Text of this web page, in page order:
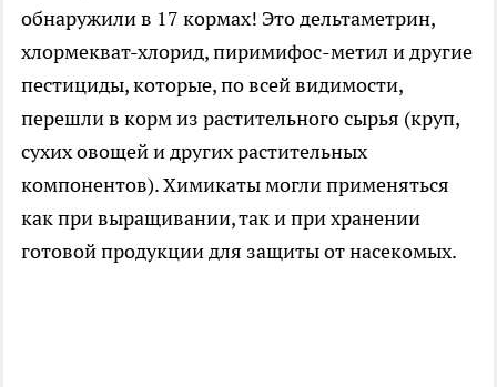
обнаружили в 17 кормах! Это дельтаметрин,
хлормекват-хлорид, пиримифос-метил и другие
пестициды, которые, по всей видимости,
перешли в корм из растительного сырья (круп,
сухих овощей и других растительных
компонентов). Химикаты могли применяться
как при выращивании, так и при хранении
готовой продукции для защиты от насекомых.